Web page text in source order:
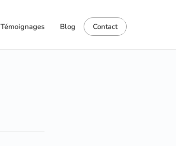
Témoignages Blog Contact